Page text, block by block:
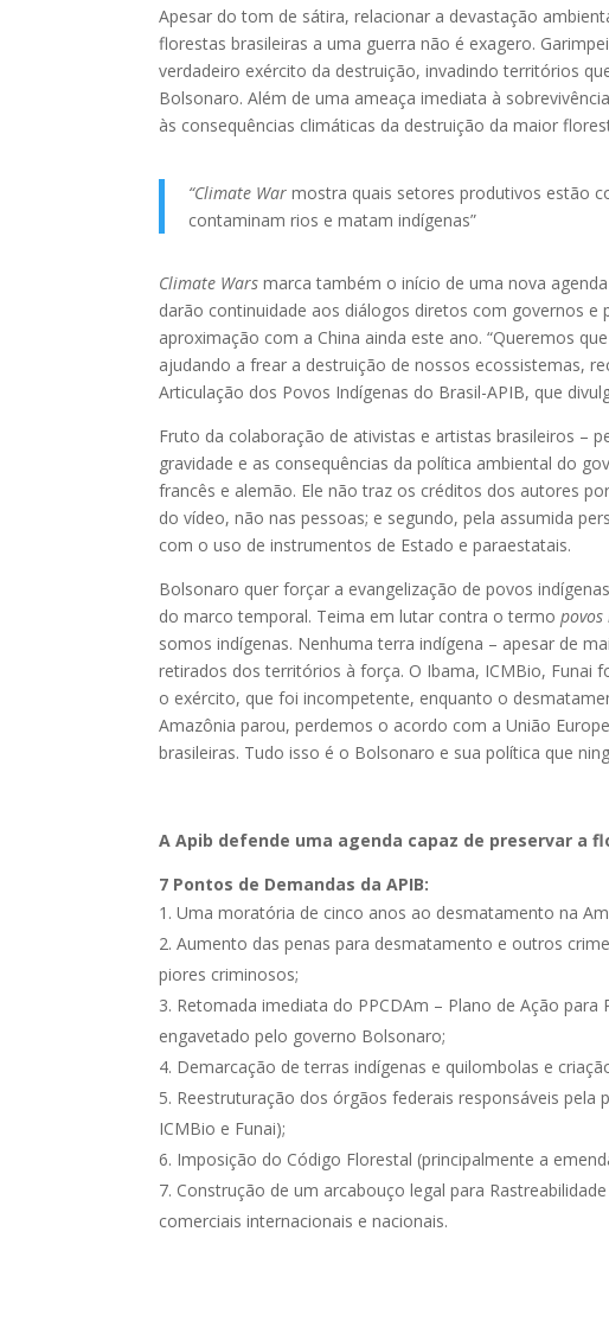
Apesar do tom de sátira, relacionar a devastação
florestas brasileiras a uma guerra não é exagero.
verdadeiro exército da destruição, invadindo territórios
Bolsonaro. Além de uma ameaça imediata à
às consequências climáticas da destruição da maior
“Climate War mostra quais setores produtivos estão
contaminam rios e matam indígenas”
Climate Wars marca também o início de uma nova
darão continuidade aos diálogos diretos com governos
aproximação com a China ainda este ano. “Queremos
ajudando a frear a destruição de nossos ecossistemas,
Articulação dos Povos Indígenas do Brasil-APIB, que
Fruto da colaboração de ativistas e artistas brasileiros –
gravidade e as consequências da política ambiental do
francês e alemão. Ele não traz os créditos dos autores
do vídeo, não nas pessoas; e segundo, pela assumida
com o uso de instrumentos de Estado e paraestatais.
Bolsonaro quer forçar a evangelização de povos
do marco temporal. Teima em lutar contra o termopovos
somos indígenas. Nenhuma terra indígena – apesar de
retirados dos territórios à força. O Ibama, ICMBio, Funai
o exército, que foi incompetente, enquanto o
Amazônia parou, perdemos o acordo com a União
brasileiras. Tudo isso é o Bolsonaro e sua política que
A Apib defende uma agenda capaz de preservar a
7 Pontos de Demandas da APIB:
Uma moratória de cinco anos ao desmatamento na
Aumento das penas para desmatamento e outros
piores criminosos;
Retomada imediata do PPCDAm – Plano de Ação
engavetado pelo governo Bolsonaro;
Demarcação de terras indígenas e quilombolas e
Reestruturação dos órgãos federais responsáveis
ICMBio e Funai);
Imposição do Código Florestal (principalmente a
Construção de um arcabouço legal para
comerciais internacionais e nacionais.